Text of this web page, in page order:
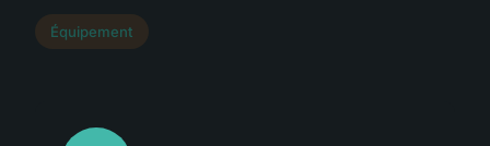
Équipement